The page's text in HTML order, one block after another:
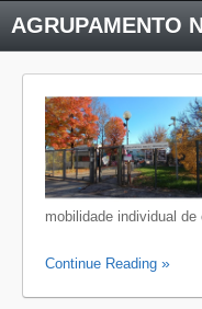
AGRUPAMENTO
mobilidade individual de
Continue Reading